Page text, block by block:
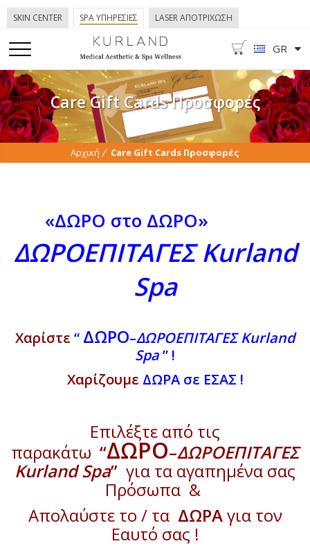
GR
SKIN CENTER SPA ΥΠΗΡΕΣΙΕΣ LASER ΑΠΟΤΡΙΧΩΣΗ
Care Gift Cards Προσφορές
Αρχική Care Gift Cards Προσφορές
«ΔΩΡΟ στο ΔΩΡΟ»
ΔΩΡΟΕΠΙΤΑΓΕΣ Kurland
Spa
Χαρίστε “ ΔΩΡΟ–ΔΩΡΟΕΠΙΤΑΓΕΣ Kurland
Spa” !
Χαρίζουμε ΔΩΡΑ σε ΕΣΑΣ !
Επιλέξτε από τις
παρακάτω “ΔΩΡΟ–ΔΩΡΟΕΠΙΤΑΓΕΣ
KurlandSpa” για τα αγαπημένα σας
Πρόσωπα &
Απολαύστε το / τα ΔΩΡΑγια τον
Εαυτό σας !